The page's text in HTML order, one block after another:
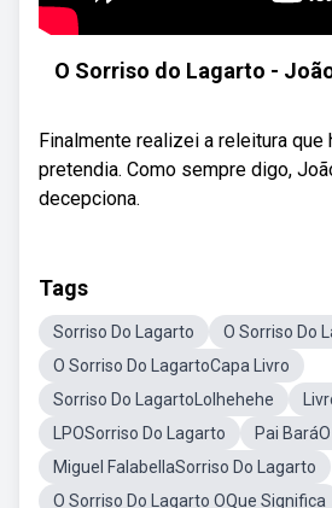
O Sorriso do Lagarto -
Finalmente realizei a releitura que
pretendia. Como sempre digo,
decepciona.
Tags
Sorriso Do Lagarto
O Sorriso Do
O Sorriso Do LagartoCapa Livro
Sorriso Do LagartoLolhehehe
LPOSorriso Do Lagarto
Pai
Miguel FalabellaSorriso Do Lagarto
O Sorriso Do Lagarto OQue Significa